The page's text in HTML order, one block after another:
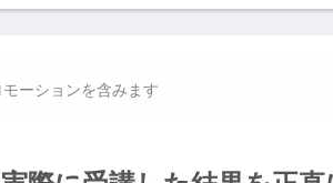
ーションを含みます